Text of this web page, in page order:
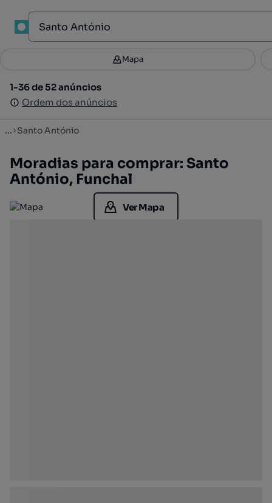
Filtros 2
1-36 de 52 anúncios
Ordem dos anúncios
Mapa
1-36 de 52 anúncios
Ordem dos anúncios
... Santo António
Moradias para comprar: Santo
António, Funchal
Ver Mapa